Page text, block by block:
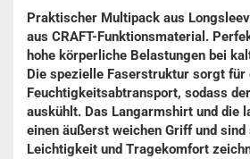
Praktischer Multipack aus
aus CRAFT-Funktionsmaterial.
hohe körperliche Belastungen bei
Die spezielle Faserstruktur sorgt für
Feuchtigkeitsabtransport, sodass
auskühlt. Das Langarmshirt und die
einen äußerst weichen Griff und
Leichtigkeit und Tragekomfort